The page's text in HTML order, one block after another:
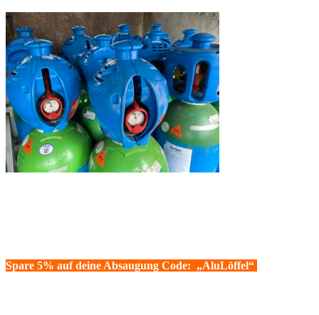
Spare 5% auf deine Absaugung Code: „AluLöffel“